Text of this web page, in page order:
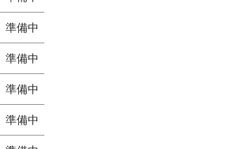
準備中
準備中
準備中
準備中